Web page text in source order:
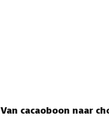
Van cacaoboon naar